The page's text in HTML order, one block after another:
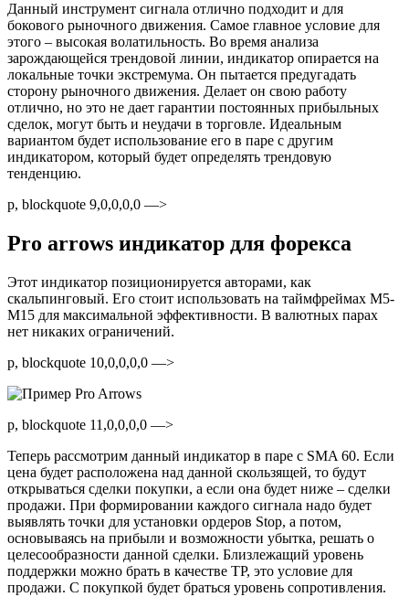
Данный инструмент сигнала отлично подходит и для
бокового рыночного движения. Самое главное условие для
этого – высокая волатильность. Во время анализа
зарождающейся трендовой линии, индикатор опирается на
локальные точки экстремума. Он пытается предугадать
сторону рыночного движения. Делает он свою работу
отлично, но это не дает гарантии постоянных прибыльных
сделок, могут быть и неудачи в торговле. Идеальным
вариантом будет использование его в паре с другим
индикатором, который будет определять трендовую
тенденцию.
p, blockquote 9,0,0,0,0 —>
Pro arrows индикатор для форекса
Этот индикатор позиционируется авторами, как
скальпинговый. Его стоит использовать на таймфреймах M5-
M15 для максимальной эффективности. В валютных парах
нет никаких ограничений.
p, blockquote 10,0,0,0,0 —>
p, blockquote 11,0,0,0,0 —>
Теперь рассмотрим данный индикатор в паре с SMA 60. Если
цена будет расположена над данной скользящей, то будут
открываться сделки покупки, а если она будет ниже – сделки
продажи. При формировании каждого сигнала надо будет
выявлять точки для установки ордеров Stop, а потом,
основываясь на прибыли и возможности убытка, решать о
целесообразности данной сделки. Близлежащий уровень
поддержки можно брать в качестве TP, это условие для
продажи. С покупкой будет браться уровень сопротивления.